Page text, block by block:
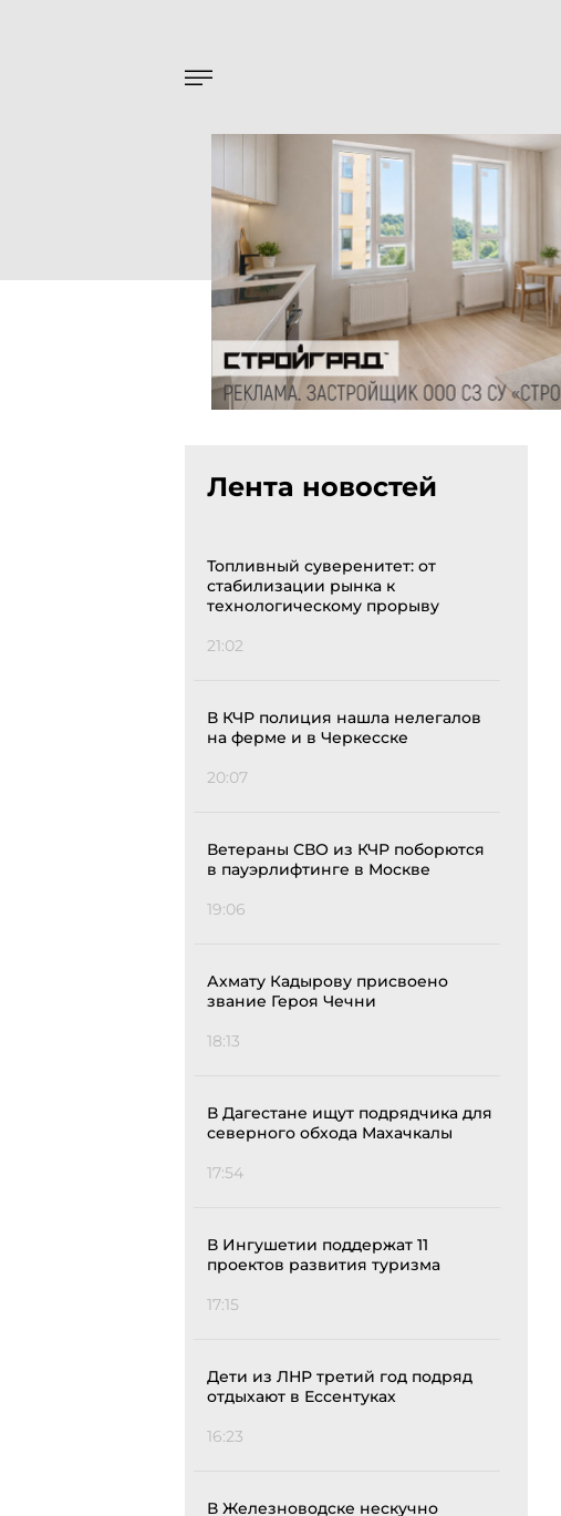
Лента новостей
Топливный суверенитет: от
стабилизации рынка к
технологическому прорыву
21:02
В КЧР полиция нашла нелегалов
на ферме и в Черкесске
20:07
Ветераны СВО из КЧР поборются
в пауэрлифтинге в Москве
19:06
Ахмату Кадырову присвоено
звание Героя Чечни
18:13
В Дагестане ищут подрядчика для
северного обхода Махачкалы
17:54
В Ингушетии поддержат 11
проектов развития туризма
17:15
Дети из ЛНР третий год подряд
отдыхают в Ессентуках
16:23
В Железноводске нескучно